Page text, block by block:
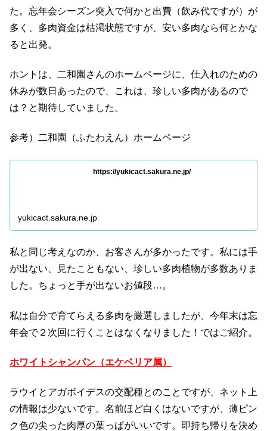
た。忘年会シーズン突入で何かと出費（飲み代ですが）が
多く、多肉資金は枯渇状態ですが、安い多肉なら何とかな
ると出発。
ホントは、二和園さんのホームページに、仕入れのための
休みが数日あったので、これは、珍しい多肉があるので
は？と期待していました。
参考）二和園（ふたわえん）ホームページ
https://yukicact.sakura.ne.jp/
yukicact.sakura.ne.jp
私と同じ考えなのか、お客さんが多かったです。私には手
が出ない、見たこともない、珍しい多肉植物が多数ありま
した。ちょっと手が出ないお値段…。
私は自分で育てらえる多肉を厳選しましたが、今年末は忘
年会で２次回に行くことはなくなりました！ではご紹介。
ホワイトシャンパン（エケベリア属）
ラウイとアガボイデスの交配種とのことですが、ネット上
の情報は少ないです。名前ほど白くはないですが、薄ピン
ク色の尖った肉厚の葉っぱがいいです。即持ち帰りを決め